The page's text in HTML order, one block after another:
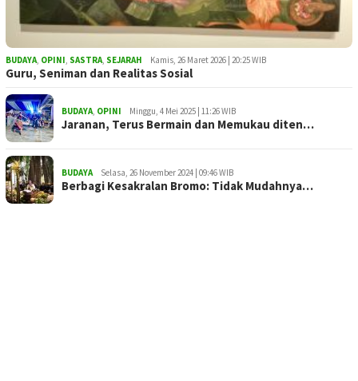
BUDAYA OPINI SASTRA SEJARAH Kamis, 26 Maret 2026 | 20:25 WIB
Guru, Seniman dan Realitas Sosial
BUDAYA OPINI Minggu, 4 Mei 2025 | 11:26 WIB
Jaranan, Terus Bermain dan Memukau diten…
BUDAYA Selasa, 26 November 2024 | 09:46 WIB
Berbagi Kesakralan Bromo: Tidak Mudahnya…